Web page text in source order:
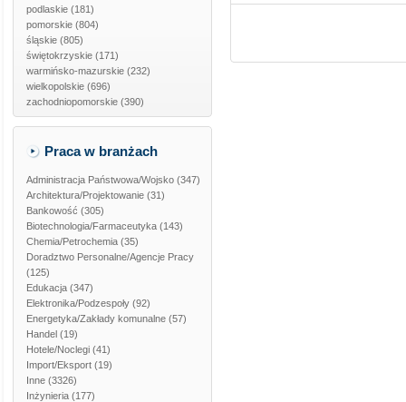
podlaskie (181)
pomorskie (804)
śląskie (805)
świętokrzyskie (171)
warmińsko-mazurskie (232)
wielkopolskie (696)
zachodniopomorskie (390)
Praca w branżach
Administracja Państwowa/Wojsko (347)
Architektura/Projektowanie (31)
Bankowość (305)
Biotechnologia/Farmaceutyka (143)
Chemia/Petrochemia (35)
Doradztwo Personalne/Agencje Pracy
(125)
Edukacja (347)
Elektronika/Podzespoły (92)
Energetyka/Zakłady komunalne (57)
Handel (19)
Hotele/Noclegi (41)
Import/Eksport (19)
Inne (3326)
Inżynieria (177)